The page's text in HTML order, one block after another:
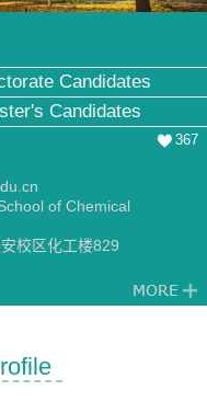
Candidates
Candidates
367
of Chemical
校区化工楼829
University